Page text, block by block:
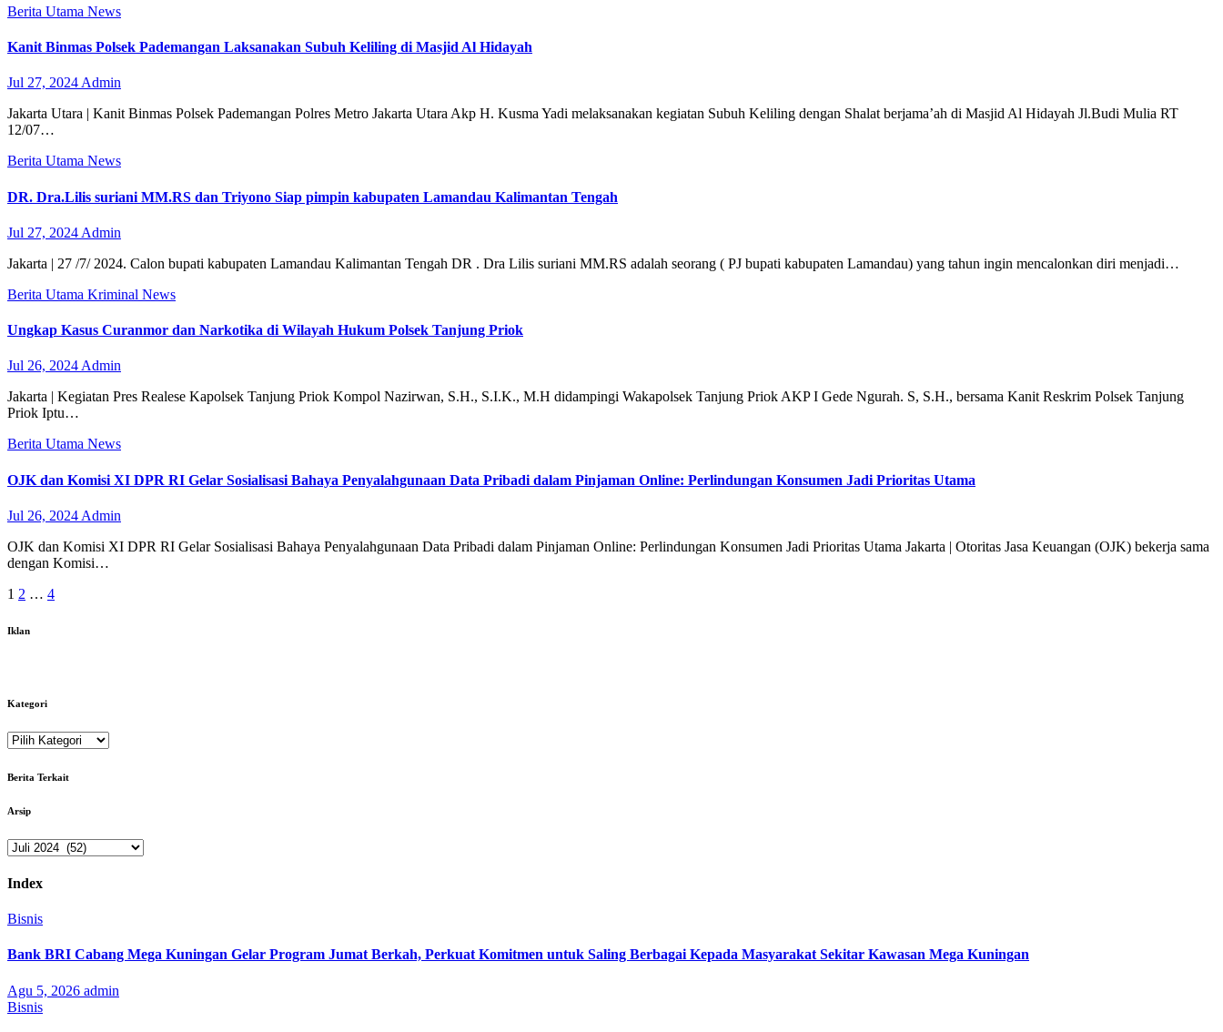
Berita Utama News
Kanit Binmas Polsek Pademangan Laksanakan Subuh Keliling di Masjid Al Hidayah
Jul 27, 2024 Admin
Jakarta Utara | Kanit Binmas Polsek Pademangan Polres Metro Jakarta Utara Akp H. Kusma Yadi melaksanakan kegiatan Subuh Keliling dengan Shalat berjama’ah di Masjid Al Hidayah Jl.Budi Mulia RT
12/07…
Berita Utama News
DR. Dra.Lilis suriani MM.RS dan Triyono Siap pimpin kabupaten Lamandau Kalimantan Tengah
Jul 27, 2024 Admin
Jakarta | 27 /7/ 2024. Calon bupati kabupaten Lamandau Kalimantan Tengah DR . Dra Lilis suriani MM.RS adalah seorang ( PJ bupati kabupaten Lamandau) yang tahun ingin mencalonkan diri menjadi…
Berita Utama Kriminal News
Ungkap Kasus Curanmor dan Narkotika di Wilayah Hukum Polsek Tanjung Priok
Jul 26, 2024 Admin
Jakarta | Kegiatan Pres Realese Kapolsek Tanjung Priok Kompol Nazirwan, S.H., S.I.K., M.H didampingi Wakapolsek Tanjung Priok AKP I Gede Ngurah. S, S.H., bersama Kanit Reskrim Polsek Tanjung
Priok Iptu…
Berita Utama News
OJK dan Komisi XI DPR RI Gelar Sosialisasi Bahaya Penyalahgunaan Data Pribadi dalam Pinjaman Online: Perlindungan Konsumen Jadi Prioritas Utama
Jul 26, 2024 Admin
OJK dan Komisi XI DPR RI Gelar Sosialisasi Bahaya Penyalahgunaan Data Pribadi dalam Pinjaman Online: Perlindungan Konsumen Jadi Prioritas Utama Jakarta | Otoritas Jasa Keuangan (OJK) bekerja sama
dengan Komisi…
Paginasi
pos
1 2 … 4
Iklan
Kategori
Kategori
Berita Terkait
Arsip
Arsip
Index
Bisnis
Bank BRI Cabang Mega Kuningan Gelar Program Jumat Berkah, Perkuat Komitmen untuk Saling Berbagai Kepada Masyarakat Sekitar Kawasan Mega Kuningan
Agu 5, 2026 admin
Bisnis